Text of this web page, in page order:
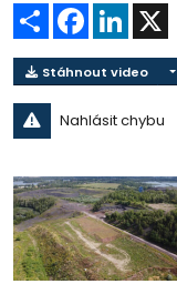
Sdílet Facebook
LinkedIn
Stáhnout video
Nahlásit chybu